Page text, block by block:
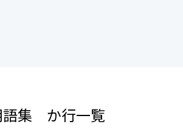
語集 か行一覧